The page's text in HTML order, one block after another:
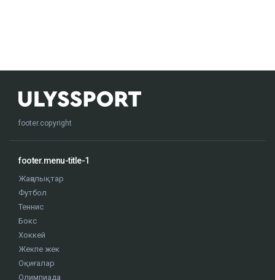
footer.copyright
footer.menu-title-1
Жаңалықтар
Футбол
Теннис
Бокс
Хоккей
Жекпе жек
Оқиғалар
Олимпиада